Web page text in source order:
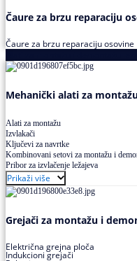
Čaure za brzu reparaciju
Čaure za brzu reparaciju osovine
Mehanički alati za
Alati za montažu
Izvlakači
Ključevi za navrtke
Kombinovani setovi za montažu i
Pribor za izvlačenje ležajeva
Prikaži više
Grejači za montažu i
Električna grejna ploča
Indukcioni grejači